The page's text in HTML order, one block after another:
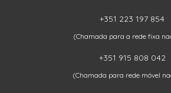
+351 223 197 854
(Chamada para a rede fixa
+351 915 808 042
(Chamada para rede móvel